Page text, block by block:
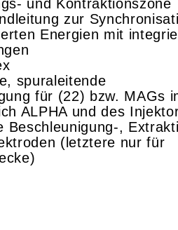
und Kontraktionszone
zur
Energien mit
spuraleitende
für (22) bzw. MAGs
ALPHA und des
Beschleunigung-,
(letztere nur für